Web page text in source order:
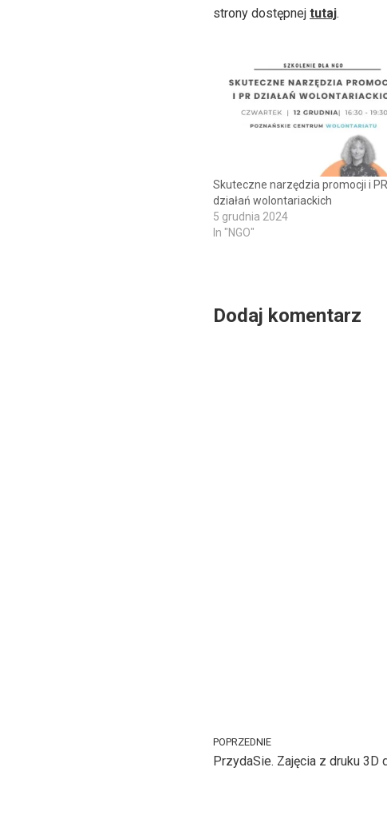
strony dostępnej tutaj.
Skuteczne narzędzia promocji i PR
działań wolontariackich
5 grudnia 2024
In "NGO"
Dodaj komentarz
POPRZEDNIE
PrzydaSie. Zajęcia z druku